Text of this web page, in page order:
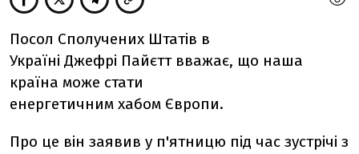
Посол Сполучених Штатів в
Україні Джефрі Пайєтт вважає, що наша
країна може стати
енергетичним хабом Європи.
Про це він заявив у п'ятницю під час зустрічі з